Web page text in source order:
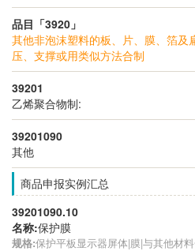
品目「3920」
其他非泡沫塑料的板、片、膜、箔及
压、支撑或用类似方法合制
39201
乙烯聚合物制:
39201090
其他
商品申报实例汇总
39201090.10
名称:保护膜
规格:保护平板显示器屏体|膜|与其他材